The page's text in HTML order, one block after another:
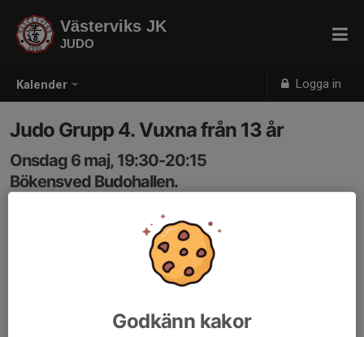
Kalender Logga in
Västerviks JK
JUDO
Judo Grupp 4. Vuxna från 13 år
Onsdag 6 maj, 19:30-20:15
Bökensved Budohallen.
Godkänn kakor